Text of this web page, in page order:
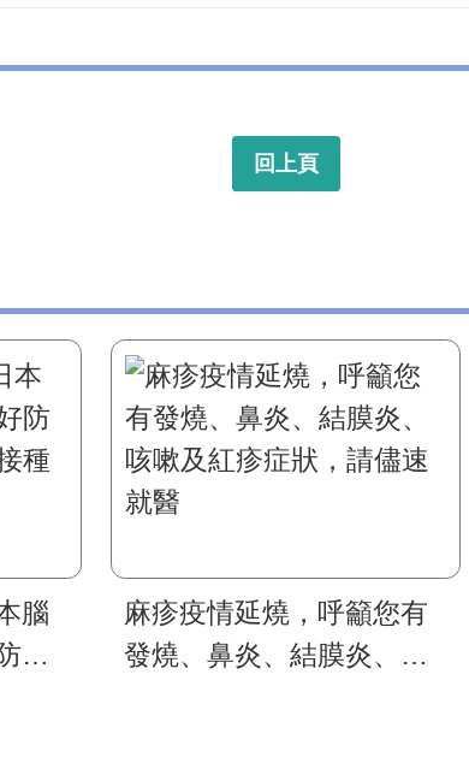
回上頁
腦
蚊
麻疹疫情延燒，呼籲您有
發燒、鼻炎、結膜炎、咳